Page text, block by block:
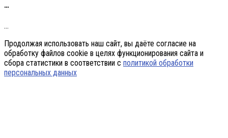
…
…
Продолжая использовать наш сайт, вы даёте согласие на
обработку файлов cookie в целях функционирования сайта и
сбора статистики в соответствии с политикой обработки
персональных данных